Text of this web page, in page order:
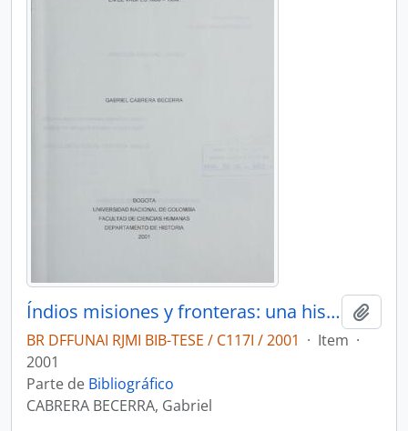
Índios misiones y fronteras: una historia de las misiones católicas en el Vaupés 1850-1950
BR DFFUNAI RJMI BIB-TESE / C117I / 2001 · Item ·
2001
Parte de Bibliográfico
CABRERA BECERRA, Gabriel